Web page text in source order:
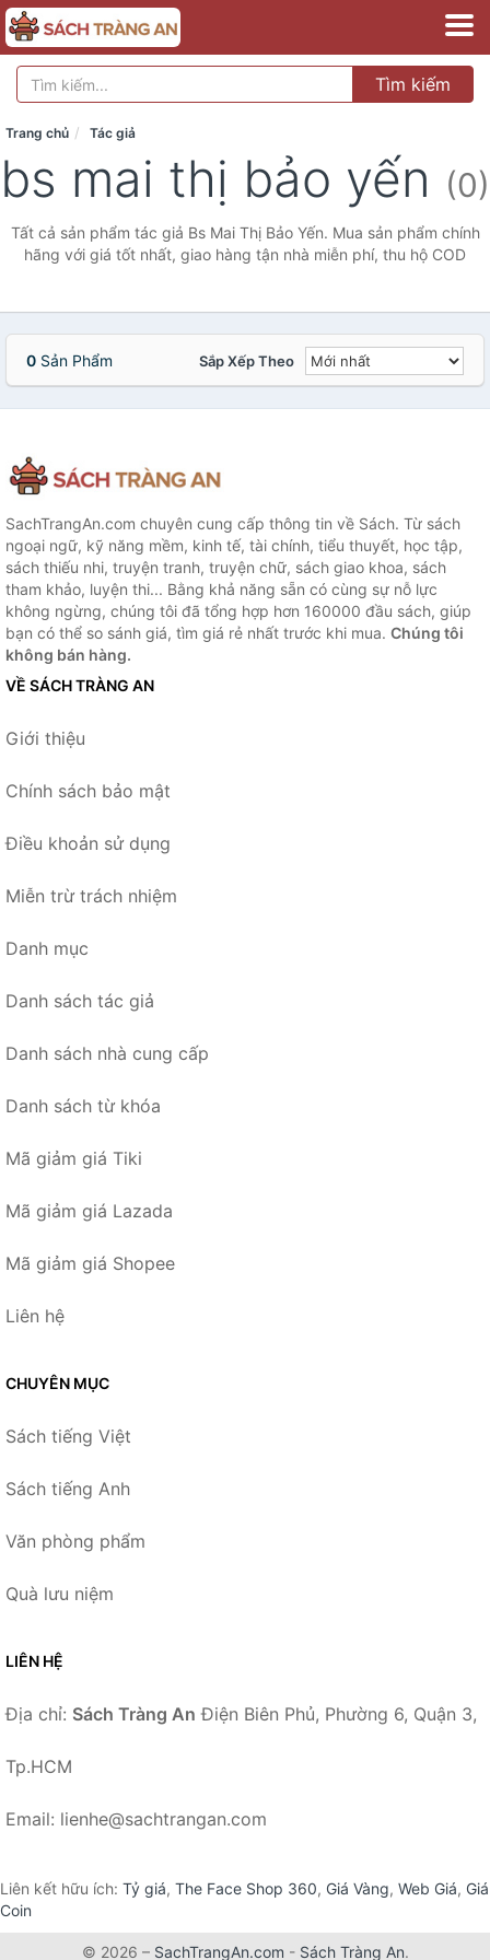
Tìm kiếm
Trang chủ Tác giả
bs mai thị bảo yến (0)
Tất cả sản phẩm tác giả Bs Mai Thị Bảo Yến. Mua sản phẩm chính
hãng với giá tốt nhất, giao hàng tận nhà miễn phí, thu hộ COD
0 Sản Phẩm Sắp Xếp Theo
SachTrangAn.com chuyên cung cấp thông tin về Sách. Từ sách
ngoại ngữ, kỹ năng mềm, kinh tế, tài chính, tiểu thuyết, học tập,
sách thiếu nhi, truyện tranh, truyện chữ, sách giao khoa, sách
tham khảo, luyện thi... Bằng khả năng sẵn có cùng sự nỗ lực
không ngừng, chúng tôi đã tổng hợp hơn 160000 đầu sách, giúp
bạn có thể so sánh giá, tìm giá rẻ nhất trước khi mua. Chúng tôi
không bán hàng.
VỀ SÁCH TRÀNG AN
Giới thiệu
Chính sách bảo mật
Điều khoản sử dụng
Miễn trừ trách nhiệm
Danh mục
Danh sách tác giả
Danh sách nhà cung cấp
Danh sách từ khóa
Mã giảm giá Tiki
Mã giảm giá Lazada
Mã giảm giá Shopee
Liên hệ
CHUYÊN MỤC
Sách tiếng Việt
Sách tiếng Anh
Văn phòng phẩm
Quà lưu niệm
LIÊN HỆ
Địa chỉ: Sách Tràng An Điện Biên Phủ, Phường 6, Quận 3,
Tp.HCM
Email: lienhe@sachtrangan.com
Liên kết hữu ích: Tỷ giá, The Face Shop 360, Giá Vàng, Web Giá, Giá
Coin
© 2026 – SachTrangAn.com - Sách Tràng An.